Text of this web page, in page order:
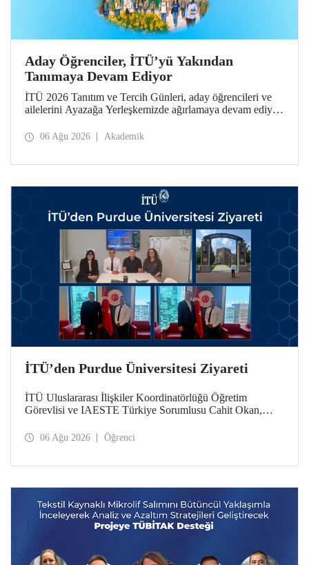
Aday Öğrenciler, İTÜ’yü Yakından
Tanımaya Devam Ediyor
İTÜ 2026 Tanıtım ve Tercih Günleri, aday öğrencileri ve
ailelerini Ayazağa Yerleşkemizde ağırlamaya devam ediyor.
ilgili fakülte ve birimler adaylara bilgi vermeye devam
06 Ağu 2026 Akademik
İTÜ’den Purdue Üniversitesi Ziyareti
İTÜ Uluslararası İlişkiler Koordinatörlüğü Öğretim
Görevlisi ve IAESTE Türkiye Sorumlusu Cahit Okan,
Temmuz tarihlerinde ABD’de dünyanın önde gelen
06 Ağu 2026 Öğrenci